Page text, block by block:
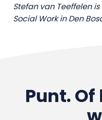
Stefan van Teeffelen
Social Work in Den
Punt.